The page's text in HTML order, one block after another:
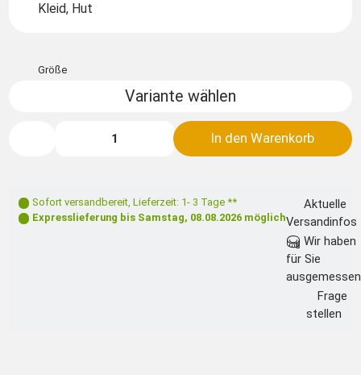
Kleid, Hut
Größe
Variante wählen
In den Warenkorb
Sofort versandbereit, Lieferzeit: 1- 3 Tage **
Expresslieferung bis Samstag, 08.08.2026 möglich
Aktuelle
Versandinfos
für Sie
ausgemessen
Frage
stellen